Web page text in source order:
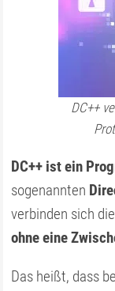
DC++
DC++ ist ein
sogenannten
verbinden sich
ohne eine
Das heißt, dass